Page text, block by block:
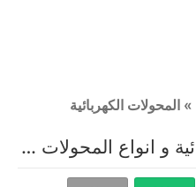
» المحولات الكهربائية
[PDF] المحولات الكهربائية و انواع المحولات الكهربائية pdf